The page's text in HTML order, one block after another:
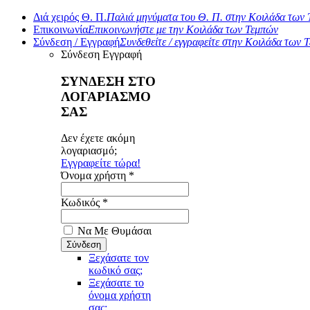
Διά χειρός Θ. Π.Παλιά μηνύματα του Θ. Π. στην Κοιλάδα των
ΕπικοινωνίαΕπικοινωνήστε με την Κοιλάδα των Τεμπών
Σύνδεση / ΕγγραφήΣυνδεθείτε / εγγραφείτε στην Κοιλάδα των
Σύνδεση Εγγραφή
ΣΥΝΔΕΣΗ ΣΤΟ
ΛΟΓΑΡΙΑΣΜΟ
ΣΑΣ
Δεν έχετε ακόμη
λογαριασμό;
Εγγραφείτε τώρα!
Όνομα χρήστη *
Κωδικός *
Να Με Θυμάσαι
Ξεχάσατε τον
κωδικό σας;
Ξεχάσατε το
όνομα χρήστη